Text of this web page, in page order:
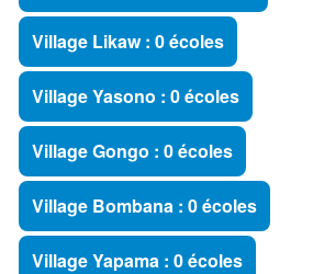
Village Likaw : 0 écoles
Village Yasono : 0 écoles
Village Gongo : 0 écoles
Village Bombana : 0 écoles
Village Yapama : 0 écoles